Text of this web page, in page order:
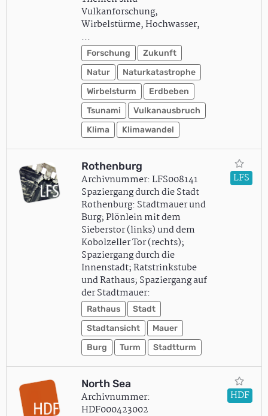
Vulkanforschung,
Wirbelstürme, Hochwasser,
…
Forschung
Zukunft
Natur
Naturkatastrophe
Wirbelsturm
Erdbeben
Tsunami
Vulkanausbruch
Klima
Klimawandel
Rothenburg
Archivnummer: LFS008141
Spaziergang durch die Stadt
Rothenburg: Stadtmauer und
Burg; Plönlein mit dem
Sieberstor (links) und dem
Kobolzeller Tor (rechts);
Spaziergang durch die
Innenstadt; Ratstrinkstube
und Rathaus; Spaziergang auf
der Stadtmauer:
Rathaus
Stadt
Stadtansicht
Mauer
Burg
Turm Stadtturm
LFS
North Sea
Archivnummer:
HDF000423002
HDF